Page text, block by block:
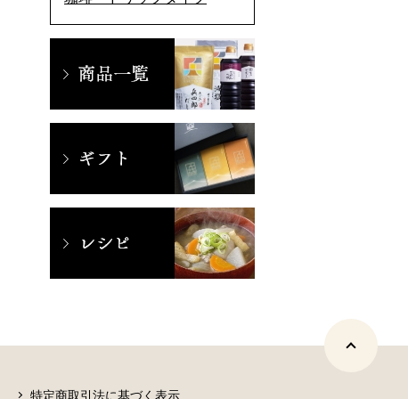
特定商取引法に基づく表示